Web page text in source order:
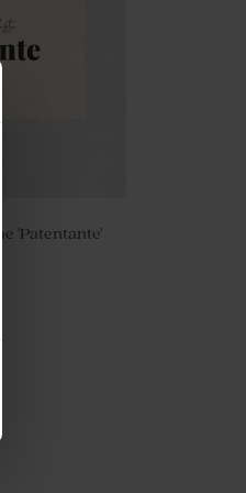
'Patentante'